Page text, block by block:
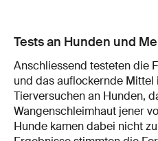
Tests an Hunden und
Anschliessend testeten die
und das auflockernde
Tierversuchen an Hunden,
Wangenschleimhaut jener
Hunde kamen dabei nicht